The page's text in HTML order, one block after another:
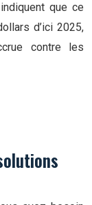
que ce
d’ici 2025,
contre les